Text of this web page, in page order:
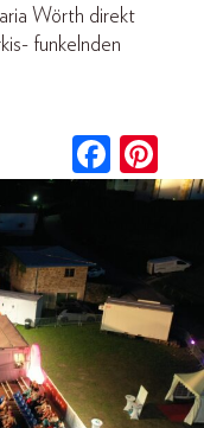
Wörth direkt
funkelnden